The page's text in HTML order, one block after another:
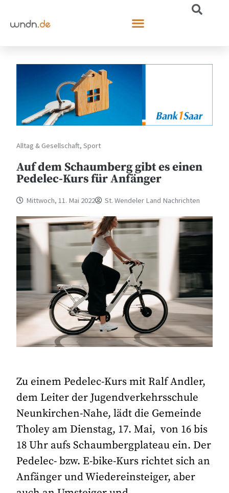
Alltag & Gesellschaft,Sport
Auf dem Schaumberg gibt es einen
Pedelec-Kurs für Anfänger
Mittwoch, 11. Mai 2022 St. Wendeler Land Nachrichten
Zu einem Pedelec-Kurs mit Ralf Andler,
dem Leiter der Jugendverkehrsschule
Neunkirchen-Nahe, lädt die Gemeinde
Tholey am Dienstag, 17. Mai, von 16 bis
18 Uhr aufs Schaumbergplateau ein. Der
Pedelec- bzw. E-bike-Kurs richtet sich an
Anfänger und Wiedereinsteiger, aber